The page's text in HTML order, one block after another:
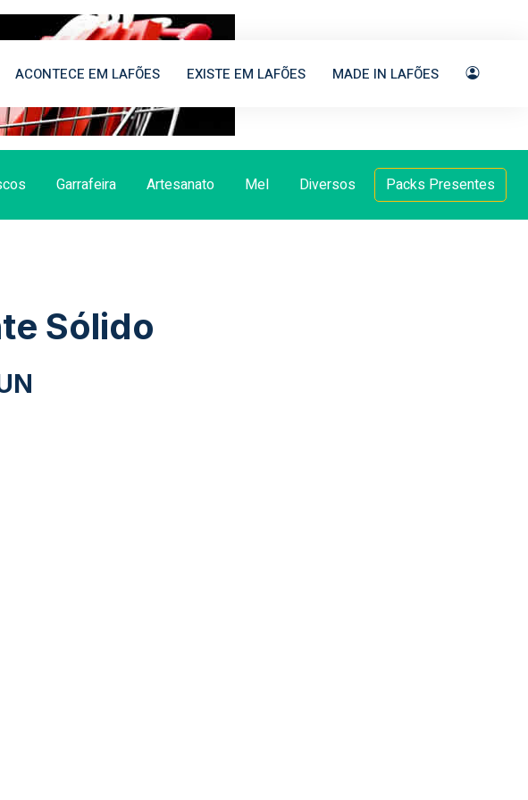
ACONTECE EM LAFÕES EXISTE EM LAFÕES MADE IN LAFÕES
Garrafeira Artesanato Mel Diversos Packs Presentes
Sólido